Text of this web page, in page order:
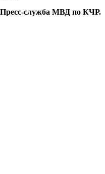
Пресс-служба МВД по КЧР.